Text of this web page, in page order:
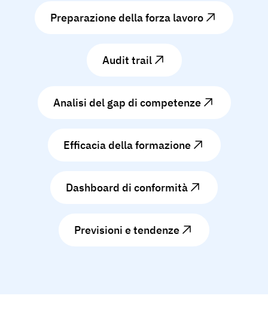
Preparazione della forza lavoro
Audit trail
Analisi del gap di competenze
Efficacia della formazione
Dashboard di conformità
Previsioni e tendenze